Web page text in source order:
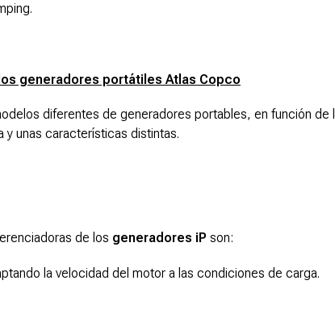
generadores portátiles Atlas Copco
diferentes de generadores portables, en función
y unas características distintas.
de los generadores iP son:
la velocidad del motor a las condiciones de carga.